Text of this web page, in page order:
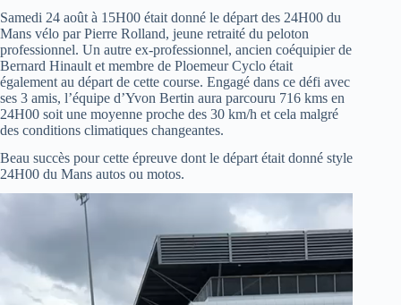
Samedi 24 août à 15H00 était donné le départ des 24H00 du
Mans vélo par Pierre Rolland, jeune retraité du peloton
professionnel. Un autre ex-professionnel, ancien coéquipier de
Bernard Hinault et membre de Ploemeur Cyclo était
également au départ de cette course. Engagé dans ce défi avec
ses 3 amis, l’équipe d’Yvon Bertin aura parcouru 716 kms en
24H00 soit une moyenne proche des 30 km/h et cela malgré
des conditions climatiques changeantes.
Beau succès pour cette épreuve dont le départ était donné style
24H00 du Mans autos ou motos.